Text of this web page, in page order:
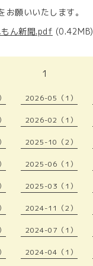
お願いいたします。
ん新聞.pdf (0.42MB)
1
2026-05（1）
2026-02（1）
2025-10（2）
2025-06（1）
2025-03（1）
2024-11（2）
2024-07（1）
2024-04（1）